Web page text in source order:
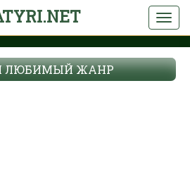
ЛЮБИМЫЙ ЖАНР